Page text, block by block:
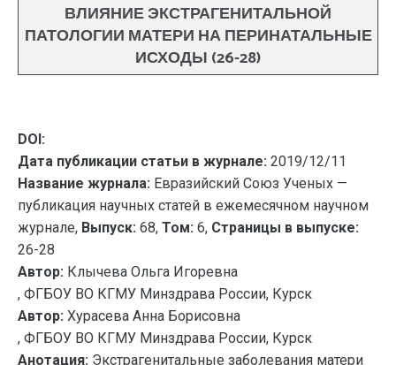
ВЛИЯНИЕ ЭКСТРАГЕНИТАЛЬНОЙ
ПАТОЛОГИИ МАТЕРИ НА ПЕРИНАТАЛЬНЫЕ
ИСХОДЫ (26-28)
DOI:
Дата публикации статьи в журнале: 2019/12/11
Название журнала: Евразийский Союз Ученых —
публикация научных статей в ежемесячном научном
журнале, Выпуск: 68, Том: 6, Страницы в выпуске:
26-28
Автор: Клычева Ольга Игоревна
, ФГБОУ ВО КГМУ Минздрава России, Курск
Автор: Хурасева Анна Борисовна
, ФГБОУ ВО КГМУ Минздрава России, Курск
Анотация: Экстрагенитальные заболевания матери